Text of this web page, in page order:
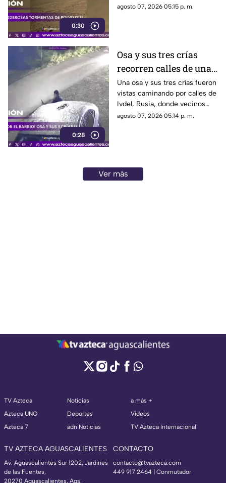
0:30
puede extenderse por miles de
agosto 07, 2026 05:15 p. m.
0:28
Osa y sus tres crías
recorren calles de una
ciudad en Rusia
Una osa y sus tres crías fueron
vistas caminando por calles de
Ivdel, Rusia, donde vecinos
reportan un aumento en los
agosto 07, 2026 05:14 p. m.
Ver más
TV Azteca
Azteca UNO
Azteca 7
Noticias
Deportes
adn Noticias
a más +
Videos
TV Azteca Internacional
TV AZTECA AGUASCALIENTES
Av. Aguascalientes Sur 1202, Jardines
de las Fuentes,
20270 Aguascalientes, Ags.
CONTACTO
contacto@tvazteca.com
449 917 2464 | Conmutador